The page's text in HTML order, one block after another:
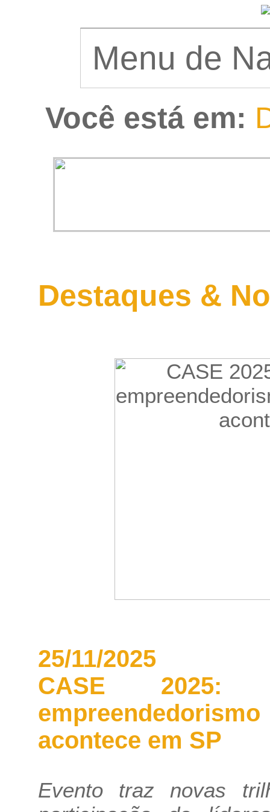
Você está em:
Destaques &
25/11/2025
CASE 2025:
acontece em SP
Evento traz novas